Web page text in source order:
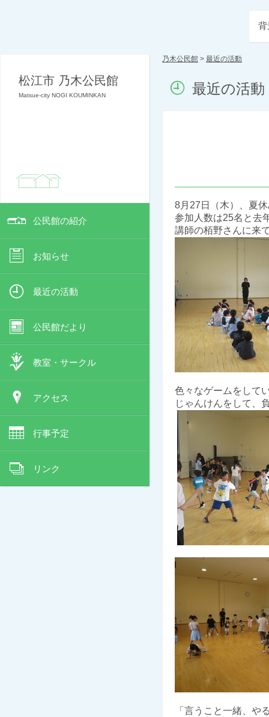
松江市 乃木公民館
Matsue-city NOGI KOUMINKAN
公民館の紹介
お知らせ
最近の活動
公民館だより
教室・サークル
アクセス
行事予定
リンク
背
乃木公民館 > 最近の活動
最近の活動
8月27日（木）、夏
参加人数は25名と去
講師の栢野さんに来
色々なゲームをして
じゃんけんをして、
「言うこと一緒、や